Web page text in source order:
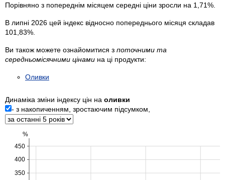
Порівняно з попереднім місяцем середні ціни зросли на 1,71%.
В липні 2026 цей індекс відносно попереднього місяця складав
101,83%.
Ви також можете ознайомитися з поточними та
середньомісячними цінами на ці продукти:
Оливки
Динаміка зміни індексу цін на оливки
- з накопиченням, зростаючим підсумком,